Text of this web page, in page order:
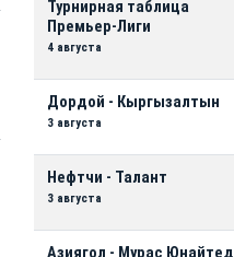
Турнирная таблица
Премьер-Лиги
4 августа
Дордой - Кыргызалтын
3 августа
Нефтчи - Талант
3 августа
Азиягол - Мурас Юнайтед